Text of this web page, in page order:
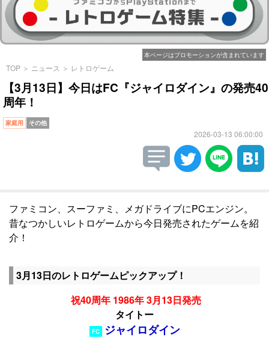
本ページはプロモーションが含まれています
TOP ＞ ニュース ＞ レトロゲーム
【3月13日】今日はFC『ジャイロダイン』の発売40
周年！
家庭用 その他
2026-03-13 06:00:00
ファミコン、スーファミ、メガドライブにPCエンジン。
昔なつかしいレトロゲームから今日発売されたゲームを紹
介！
3月13日のレトロゲームピックアップ！
祝40周年 1986年 3月13日発売
タイトー
FC ジャイロダイン